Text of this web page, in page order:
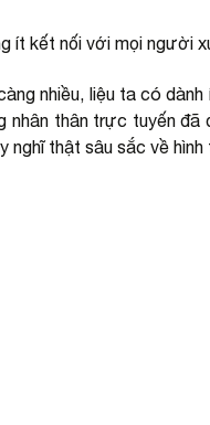
ít kết nối với mọi người
nhiều, liệu ta có
thân trực tuyến đã
nghĩ thật sâu sắc về